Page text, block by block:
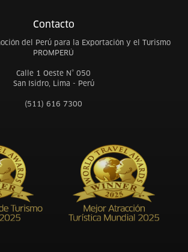
Contacto
del Perú para la Exportación y el Turismo
PROMPERÚ
Calle 1 Oeste N° 050
San Isidro, Lima - Perú
(511) 616 7300